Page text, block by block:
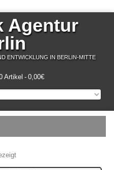
Agentur
ENTWICKLUNG IN BERLIN-MITTE
Artikel 0,00€